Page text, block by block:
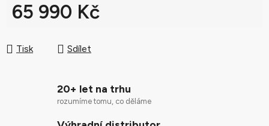
65 990 Kč
Tisk
Sdílet
20+ let na trhu
rozumíme tomu, co děláme